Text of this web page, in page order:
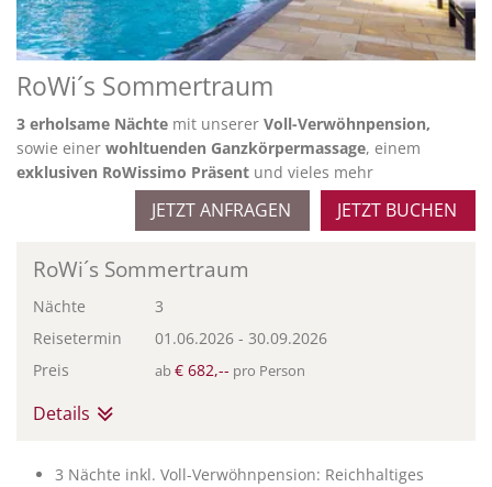
RoWi´s Sommertraum
3 erholsame Nächte mit unserer Voll-Verwöhnpension,
sowie einer wohltuenden Ganzkörpermassage, einem
exklusiven RoWissimo Präsent und vieles mehr
JETZT BUCHEN
JETZT ANFRAGEN
RoWi´s Sommertraum
Nächte
3
Reisetermin
01.06.2026 - 30.09.2026
Preis
ab€ 682,-- pro Person
Details
3 Nächte inkl. Voll-Verwöhnpension: Reichhaltiges